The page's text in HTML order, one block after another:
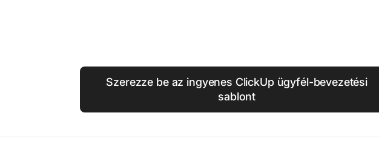
Szerezze be az ingyenes ClickUp ügyfél-bevezetési
sablont